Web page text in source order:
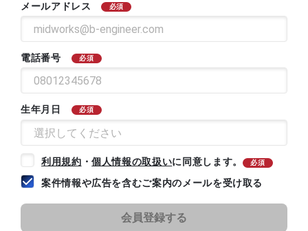
メールアドレス 必須
電話番号 必須
生年月日 必須
利用規約 ・個人情報の取扱いに同意します。 必須
案件情報や広告を含むご案内のメールを受け取る